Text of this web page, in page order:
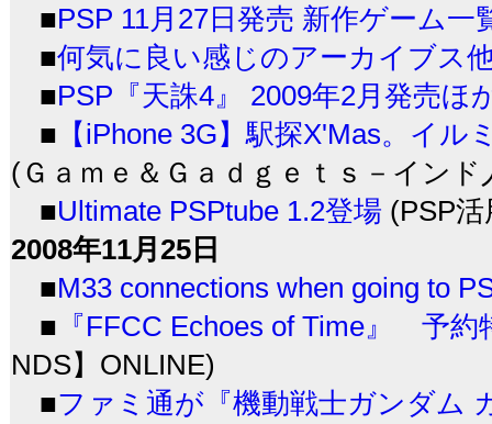
■PSP 11月27日発売 新作ゲーム一
■何気に良い感じのアーカイブス
■PSP『天誅4』 2009年2月発売ほ
■ 【iPhone 3G】駅探X'Mas。イ
(Ｇａｍｅ＆Ｇａｄｇｅｔｓ－イン
■Ultimate PSPtube 1.2登場 (PSP
2008年11月25日
■M33 connections when going to
■ 『FFCC Echoes of Time』 予
NDS】ONLINE)
■ファミ通が『機動戦士ガンダム